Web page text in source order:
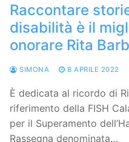
Raccontare
disabilità è il
onorare Rita
SIMONA 8 APRILE 2022
È dedicata al ricordo di
riferimento della FISH
per il Superamento
Rassegna denominata…